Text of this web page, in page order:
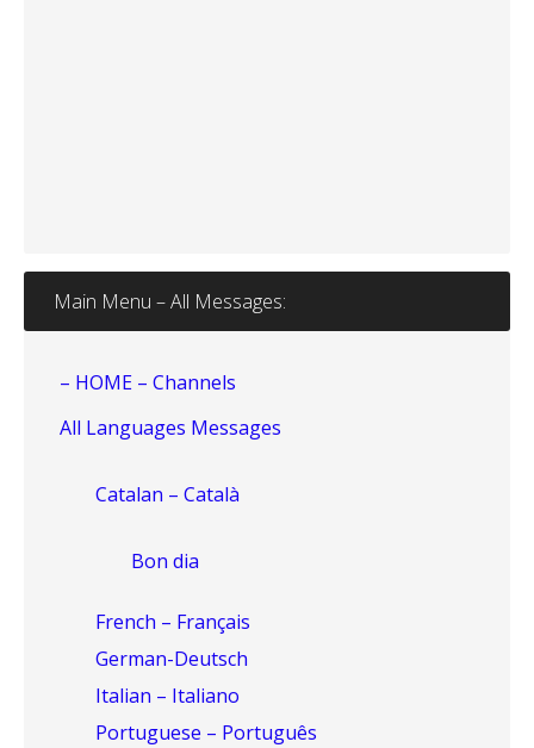
Main Menu – All Messages:
– HOME – Channels
All Languages Messages
Catalan – Català
Bon dia
French – Français
German-Deutsch
Italian – Italiano
Portuguese – Português